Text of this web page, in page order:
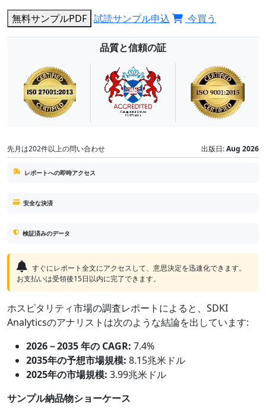
無料サンプルPDF 試読サンプル申込 今買う
品質と信頼の証
先月は202件以上の問い合わせ 出版日:Aug 2026
レポートへの即時アクセス
安全な決済
検証済みのデータ
すぐにレポート全文にアクセスして、意思決定を迅速化できます。
お支払いは受領後15日以内に完了できます。
ホスピタリティ市場の調査レポートによると、SDKI
Analyticsのアナリストは次のような結論を出しています:
2026－2035 年の CAGR: 7.4%
2035年の予想市場規模: 8.15兆米ドル
2025年の市場規模: 3.99兆米ドル
サンプル納品物ショーケース